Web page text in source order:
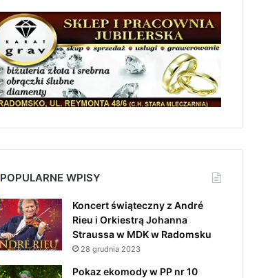
POPULARNE WPISY
Koncert świąteczny z André
Rieu i Orkiestrą Johanna
Straussa w MDK w Radomsku
28 grudnia 2023
Pokaz ekomody w PP nr 10